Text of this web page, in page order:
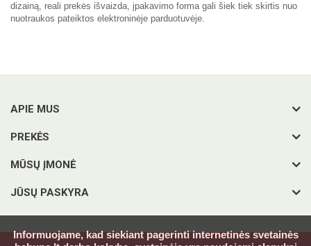
dizainą, reali prekės išvaizda, įpakavimo forma gali šiek tiek skirtis nuo
nuotraukos pateiktos elektroninėje parduotuvėje.
APIE MUS
PREKĖS
MŪSŲ ĮMONĖ
JŪSŲ PASKYRA
Informuojame, kad siekiant pagerinti internetinės svetainės